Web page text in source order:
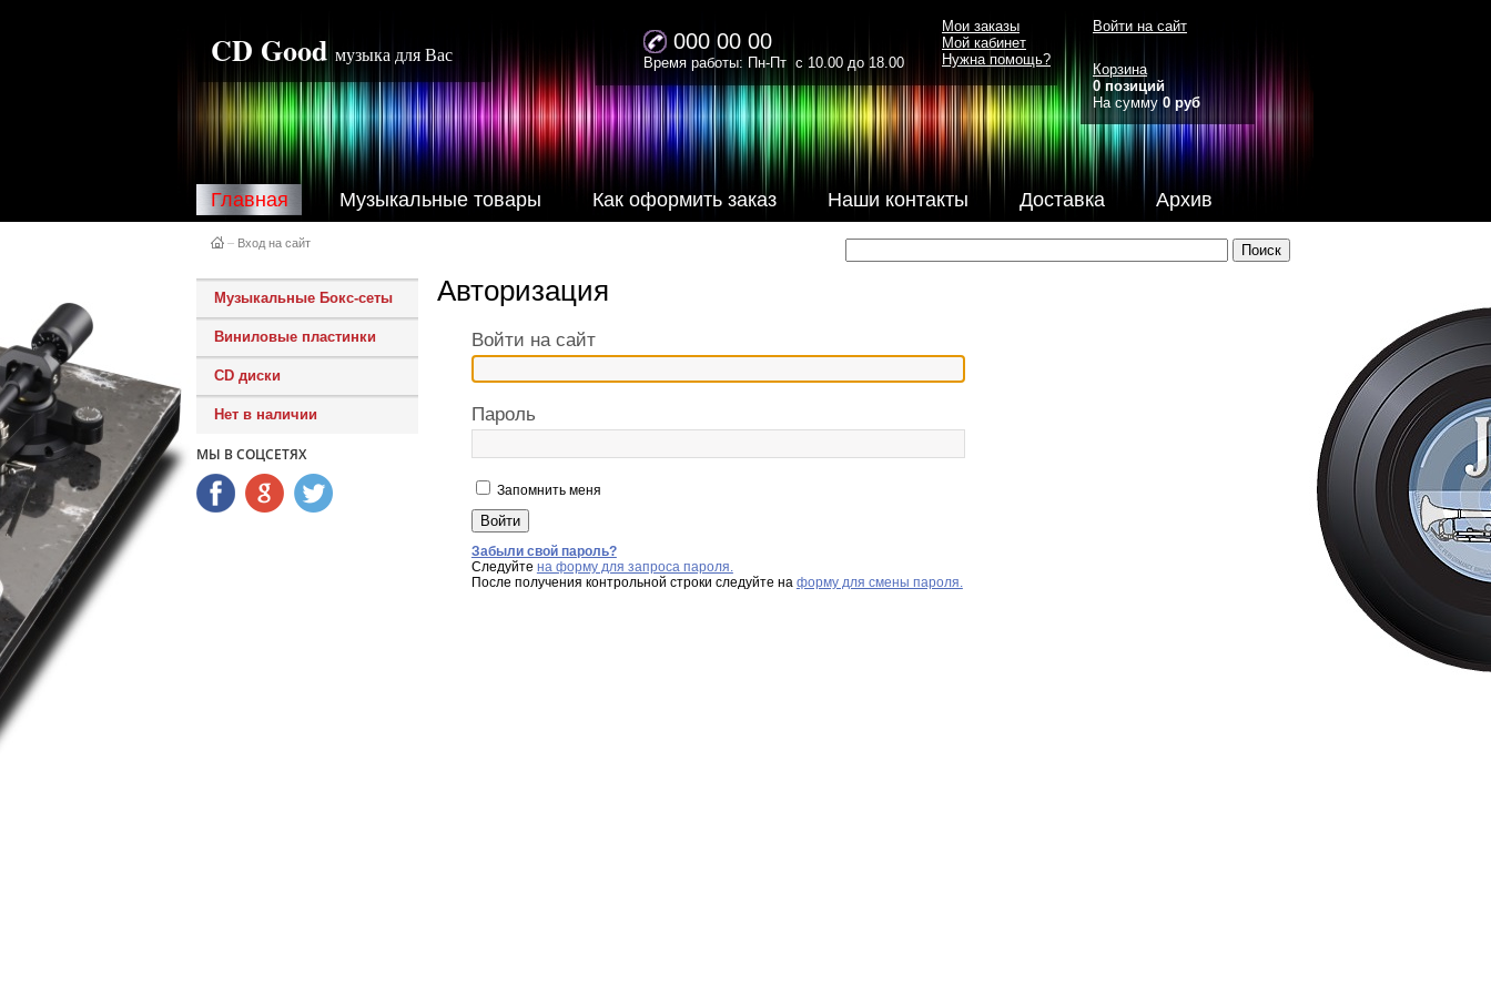
CD Good музыка для Вас
000 00 00
Время работы: Пн-Пт с 10.00 до 18.00
Главная Музыкальные товары Как оформить заказ Наши контакты Доставка Архив
Мои заказы
Мой кабинет
Нужна помощь?
Войти на сайт
Корзина
0 позиций
На сумму 0 руб
– Вход на сайт
Музыкальные Бокс-сеты
Виниловые пластинки
CD диски
Нет в наличии
МЫ В СОЦСЕТЯХ
Авторизация
Войти на сайт
Пароль
Запомнить меня
Забыли свой пароль?
Следуйте на форму для запроса пароля.
После получения контрольной строки следуйте на форму для смены пароля.